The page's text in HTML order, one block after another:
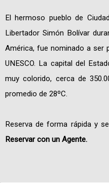
El hermoso pueblo de
Libertador Simón Bolívar
América, fue nominado a ser
UNESCO. La capital del
muy colorido, cerca de
promedio de 28ºC.
Reserva de forma rápida y
Reservar con un Agente.